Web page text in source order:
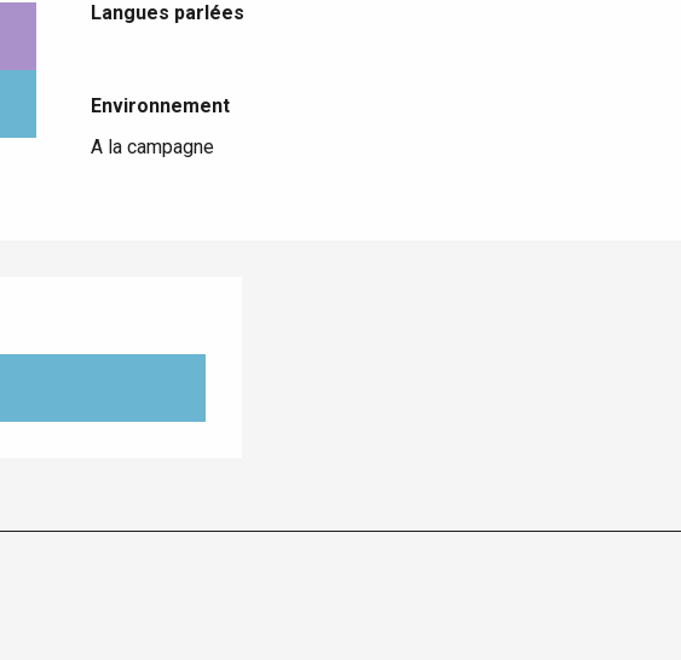
Langues parlées
Langues parlées
Environnement
Environnement
A la campagne